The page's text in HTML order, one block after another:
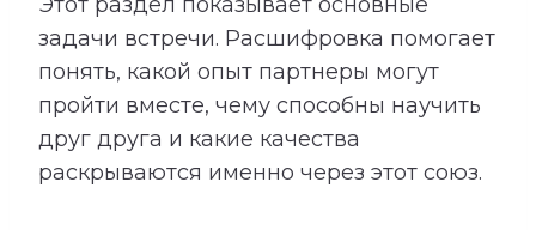
задачи встречи. Расшифровка помогает
понять, какой опыт партнеры могут
пройти вместе, чему способны научить
друг друга и какие качества
раскрываются именно через этот союз.